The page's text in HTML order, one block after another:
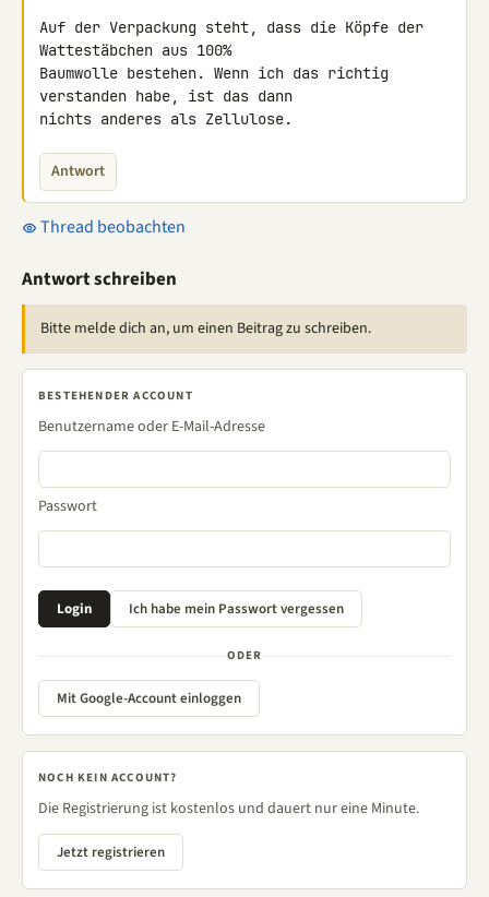
Auf der Verpackung steht, dass die Köpfe der
Wattestäbchen aus 100%
Baumwolle bestehen. Wenn ich das richtig
verstanden habe, ist das dann
nichts anderes als Zellulose.
Antwort
Thread beobachten
Antwort schreiben
Bitte melde dich an, um einen Beitrag zu schreiben.
BESTEHENDER ACCOUNT
Benutzername oder E-Mail-Adresse
Passwort
ODER
Mit Google-Account einloggen
NOCH KEIN ACCOUNT?
Die Registrierung ist kostenlos und dauert nur eine Minute.
Jetzt registrieren